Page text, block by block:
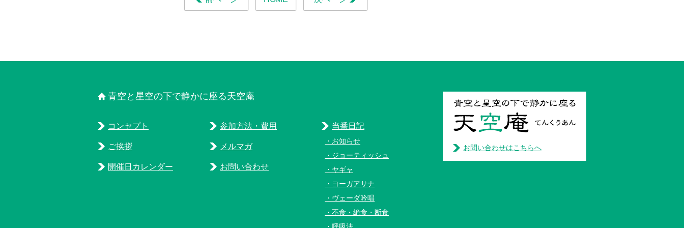
青空と星空の下で静かに座る天空庵
コンセプト
ご挨拶
開催日カレンダー
参加方法・費用
メルマガ
お問い合わせ
当番日記
お知らせ
ジョーティッシュ
ヤギャ
ヨーガアサナ
ヴェーダ吟唱
不食・絶食・断食
お問い合わせはこちらへ